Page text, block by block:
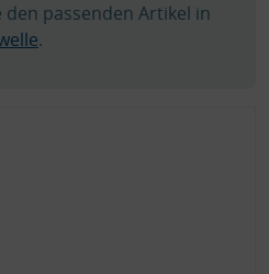
den passenden Artikel in
.